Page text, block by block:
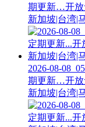
期更新…开放
新加坡|台湾|
2026-08-
期更新…开放
新加坡|台湾|